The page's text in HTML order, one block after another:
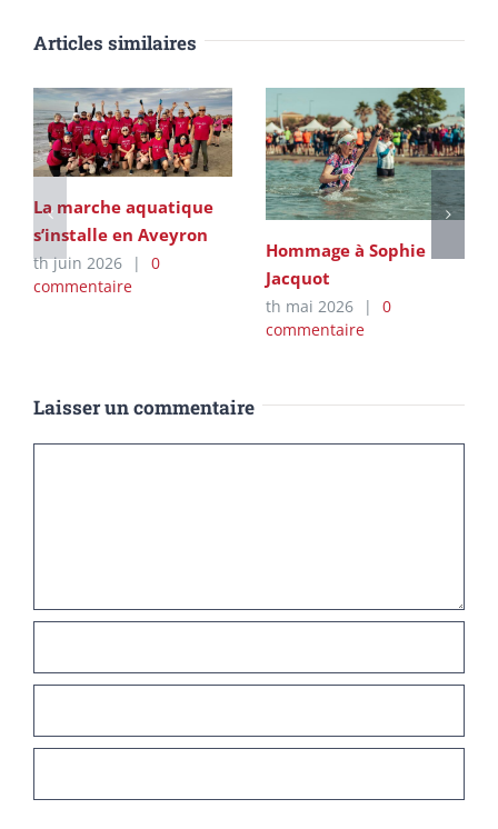
Articles similaires
La marche aquatique
s’installe en Aveyron
th juin 2026 |
0
commentaire
Hommage à Sophie
Jacquot
th mai 2026 |
0
commentaire
Laisser un commentaire